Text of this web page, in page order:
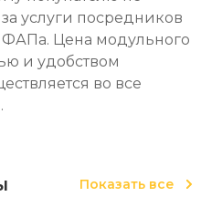
услуги посредников
Цена модульного
и удобством
во все
Показать все